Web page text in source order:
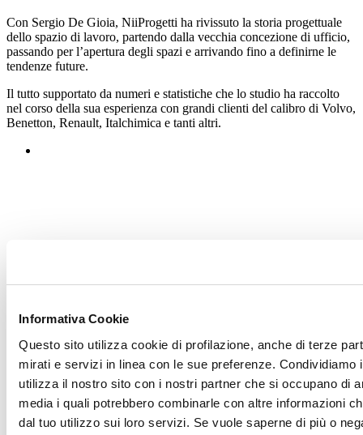
Informativa Cookie
Questo sito utilizza cookie di profilazione, anche di terze
mirati e servizi in linea con le sue preferenze.
utilizza il nostro sito con i nostri partner che si occupano di
media i quali potrebbero combinarle con altre informazioni
dal tuo utilizzo sui loro servizi. Se vuole saperne di più o
Con Sergio De Gioia, NiiProgetti ha rivissuto la storia progettuale
dello spazio di lavoro, partendo dalla vecchia concezione di ufficio,
passando per l’apertura degli spazi e arrivando fino a definirne le
tendenze future.
Il tutto supportato da numeri e statistiche che lo studio ha raccolto
nel corso della sua esperienza con grandi clienti del calibro di Volvo,
Benetton, Renault, Italchimica e tanti altri.
Marzo 2022